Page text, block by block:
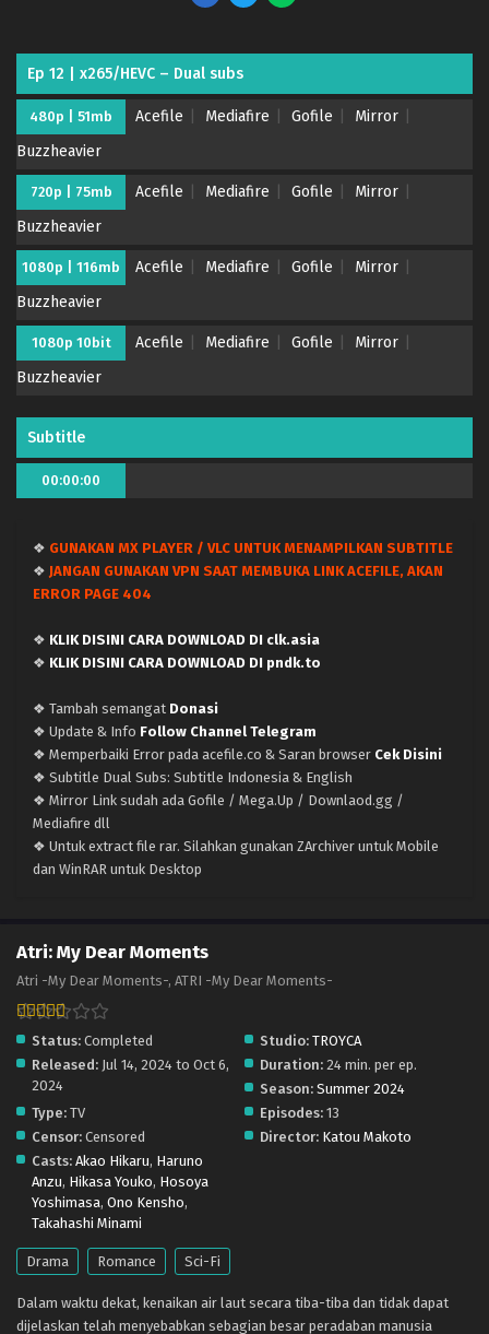
Ep 12 | x265/HEVC – Dual subs
480p | 51mb Acefile Mediafire Gofile
Mirror
Buzzheavier
720p | 75mb Acefile Mediafire Gofile
Mirror
Buzzheavier
1080p | 116mb Acefile Mediafire Gofile
Mirror
Buzzheavier
1080p 10bit Acefile Mediafire Gofile
Mirror
Buzzheavier
Subtitle
00:00:00
❖ GUNAKAN MX PLAYER / VLC UNTUK MENAMPILKAN SUBTITLE
❖ JANGAN GUNAKAN VPN SAAT MEMBUKA LINK ACEFILE, AKAN
ERROR PAGE 404
❖ KLIK DISINI CARA DOWNLOAD DI clk.asia
❖ KLIK DISINI CARA DOWNLOAD DI pndk.to
❖ Tambah semangat Donasi
❖ Update & Info Follow Channel Telegram
❖ Memperbaiki Error pada acefile.co & Saran browser Cek Disini
❖ Subtitle Dual Subs: Subtitle Indonesia & English
❖ Mirror Link sudah ada Gofile / Mega.Up / Downlaod.gg /
Mediafire dll
❖ Untuk extract file rar. Silahkan gunakan ZArchiver untuk Mobile
dan WinRAR untuk Desktop
Atri: My Dear Moments
Atri -My Dear Moments-, ATRI -My Dear Moments-
Status: Completed Studio: TROYCA
Released: Jul 14, 2024 to Oct 6,
2024
Duration: 24 min. per ep.
Season: Summer 2024
Type: TV Episodes: 13
Censor: Censored Director: Katou Makoto
Casts: Akao Hikaru, Haruno
Anzu, Hikasa Youko, Hosoya
Yoshimasa, Ono Kensho,
Takahashi Minami
Drama Romance Sci-Fi
Dalam waktu dekat, kenaikan air laut secara tiba-tiba dan tidak dapat
dijelaskan telah menyebabkan sebagian besar peradaban manusia